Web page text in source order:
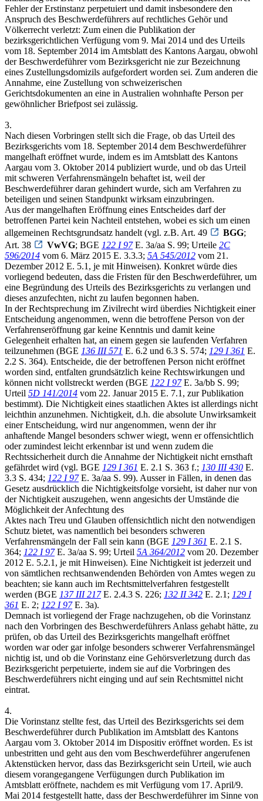
Fehler der Erstinstanz perpetuiert und damit insbesondere den
Anspruch des Beschwerdeführers auf rechtliches Gehör und
Völkerrecht verletzt: Zum einen die Publikation der
bezirksgerichtlichen Verfügung vom 9. Mai 2014 und des Urteils
vom 18. September 2014 im Amtsblatt des Kantons Aargau, obwohl
der Beschwerdeführer vom Bezirksgericht nie zur Bezeichnung
eines Zustellungsdomizils aufgefordert worden sei. Zum anderen die
Annahme, eine Zustellung von schweizerischen
Gerichtsdokumenten an eine in Australien wohnhafte Person per
gewöhnlicher Briefpost sei zulässig.
3.
Nach diesen Vorbringen stellt sich die Frage, ob das Urteil des
Bezirksgerichts vom 18. September 2014 dem Beschwerdeführer
mangelhaft eröffnet wurde, indem es im Amtsblatt des Kantons
Aargau vom 3. Oktober 2014 publiziert wurde, und ob das Urteil
mit schweren Verfahrensmängeln behaftet ist, weil der
Beschwerdeführer daran gehindert wurde, sich am Verfahren zu
beteiligen und seinen Standpunkt wirksam einzubringen.
Aus der mangelhaften Eröffnung eines Entscheides darf der
betroffenen Partei kein Nachteil entstehen, wobei es sich um einen
allgemeinen Rechtsgrundsatz handelt (vgl. z.B. Art. 49
BGG;
Art. 38
VwVG; BGE 122 I 97E. 3a/aa S. 99; Urteile 2C
596/2014 vom 6. März 2015 E. 3.3.3; 5A 545/2012 vom 21.
Dezember 2012 E. 5.1, je mit Hinweisen). Konkret würde dies
vorliegend bedeuten, dass die Fristen für den Beschwerdeführer, um
eine Begründung des Urteils des Bezirksgerichts zu verlangen und
dieses anzufechten, nicht zu laufen begonnen haben.
In der Rechtsprechung im Zivilrecht wird überdies Nichtigkeit einer
Entscheidung angenommen, wenn die betroffene Person von der
Verfahrenseröffnung gar keine Kenntnis und damit keine
Gelegenheit erhalten hat, an einem gegen sie laufenden Verfahren
teilzunehmen (BGE 136 III 571 E. 6.2 und 6.3 S. 574; 129 I 361 E.
2.2 S. 364). Entscheide, die der betroffenen Person nicht eröffnet
worden sind, entfalten grundsätzlich keine Rechtswirkungen und
können nicht vollstreckt werden (BGE 122 I 97E. 3a/bb S. 99;
Urteil 5D 141/2014 vom 22. Januar 2015 E. 7.1, zur Publikation
bestimmt). Die Nichtigkeit eines staatlichen Aktes ist allerdings nicht
leichthin anzunehmen. Nichtigkeit, d.h. die absolute Unwirksamkeit
einer Entscheidung, wird nur angenommen, wenn der ihr
anhaftende Mangel besonders schwer wiegt, wenn er offensichtlich
oder zumindest leicht erkennbar ist und wenn zudem die
Rechtssicherheit durch die Annahme der Nichtigkeit nicht ernsthaft
gefährdet wird (vgl. BGE 129 I 361 E. 2.1 S. 363 f.; 130 III 430 E.
3.3 S. 434; 122 I 97E. 3a/aa S. 99). Ausser in Fällen, in denen das
Gesetz ausdrücklich die Nichtigkeitsfolge vorsieht, ist daher nur von
der Nichtigkeit auszugehen, wenn angesichts der Umstände die
Möglichkeit der Anfechtung des
Aktes nach Treu und Glauben offensichtlich nicht den notwendigen
Schutz bietet, was namentlich bei besonders schweren
Verfahrensmängeln der Fall sein kann (BGE 129 I 361 E. 2.1 S.
364; 122 I 97E. 3a/aa S. 99; Urteil 5A 364/2012 vom 20. Dezember
2012 E. 5.2.1, je mit Hinweisen). Eine Nichtigkeit ist jederzeit und
von sämtlichen rechtsanwendenden Behörden von Amtes wegen zu
beachten; sie kann auch im Rechtsmittelverfahren festgestellt
werden (BGE 137 III 217E. 2.4.3 S. 226; 132 II 342 E. 2.1; 129 I
361 E. 2; 122 I 97E. 3a).
Demnach ist vorliegend der Frage nachzugehen, ob die Vorinstanz
nach den Vorbringen des Beschwerdeführers Anlass gehabt hätte, zu
prüfen, ob das Urteil des Bezirksgerichts mangelhaft eröffnet
worden war oder gar infolge besonders schwerer Verfahrensmängel
nichtig ist, und ob die Vorinstanz eine Gehörsverletzung durch das
Bezirksgericht perpetuierte, indem sie auf die Vorbringen des
Beschwerdeführers nicht einging und auf sein Rechtsmittel nicht
eintrat.
4.
Die Vorinstanz stellte fest, das Urteil des Bezirksgerichts sei dem
Beschwerdeführer durch Publikation im Amtsblatt des Kantons
Aargau vom 3. Oktober 2014 im Dispositiv eröffnet worden. Es ist
unbestritten und geht aus den vom Beschwerdeführer angerufenen
Aktenstücken hervor, dass das Bezirksgericht sein Urteil, wie auch
diesem vorangegangene Verfügungen durch Publikation im
Amtsblatt eröffnete, nachdem es mit Verfügung vom 17. April/9.
Mai 2014 festgestellt hatte, dass der Beschwerdeführer im Sinne von